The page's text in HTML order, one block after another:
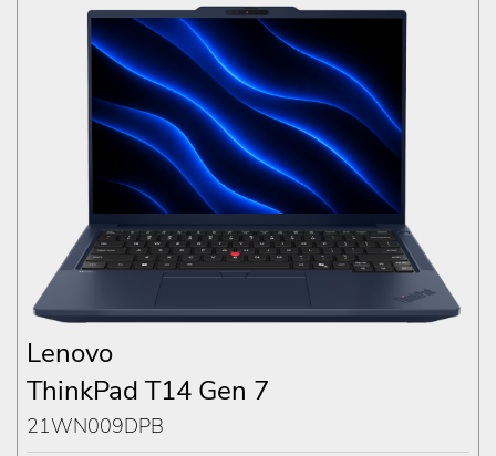
Lenovo
ThinkPad T14 Gen 7
21WN009DPB